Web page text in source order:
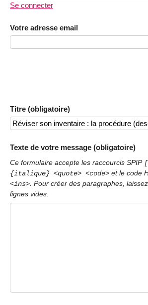
Se connecter
Votre adresse email
Titre (obligatoire)
Texte de votre message (obligatoire)
Ce formulaire accepte les raccourcis SPIP
{italique} <quote> <code> et le code
<ins>. Pour créer des paragraphes,
lignes vides.